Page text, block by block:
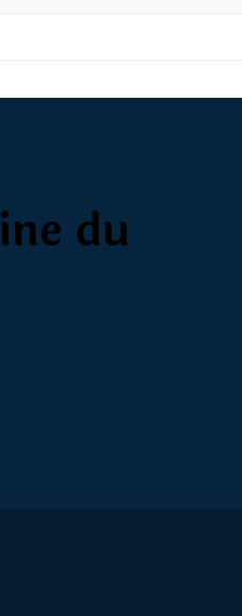
du